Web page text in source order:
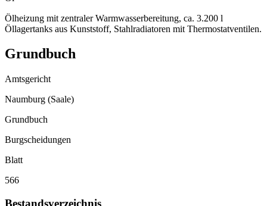
Ölheizung mit zentraler Warmwasserbereitung, ca. 3.200 l
Öllagertanks aus Kunststoff, Stahlradiatoren mit Thermostatventilen.
Grundbuch
Amtsgericht
Naumburg (Saale)
Grundbuch
Burgscheidungen
Blatt
566
Bestandsverzeichnis